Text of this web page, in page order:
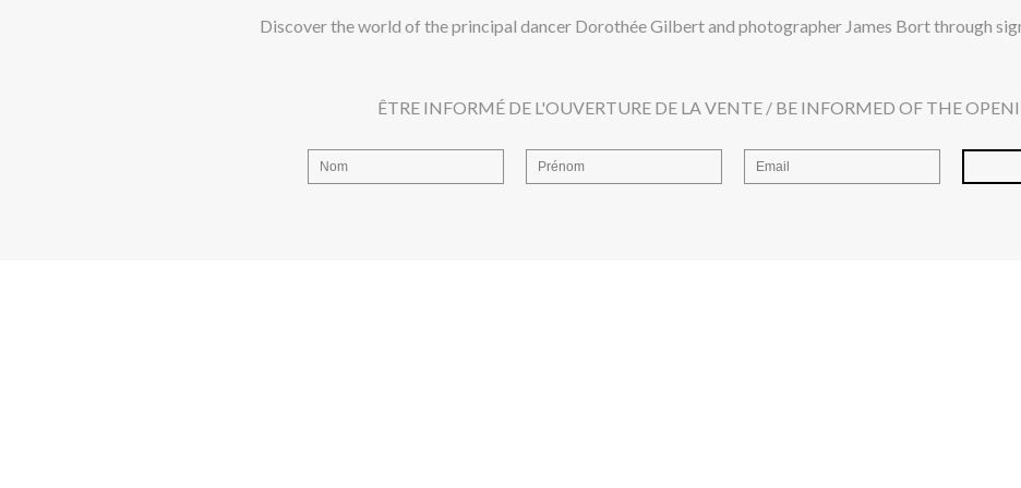
Discover the world of the principal dancer Dorothée Gilbert and photographer James Bort through
ÊTRE INFORMÉ DE L'OUVERTURE DE LA VENTE / BE INFORMED OF THE